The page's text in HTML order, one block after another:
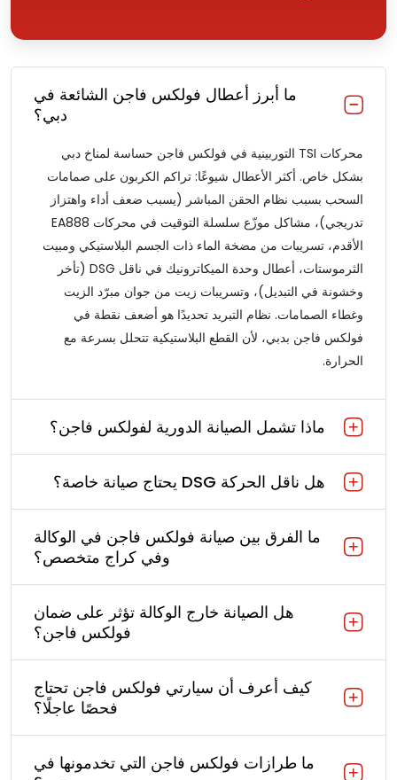
ما أبرز أعطال فولكس فاجن الشائعة في
دبي؟
محركات TSI التوربينية في فولكس فاجن حساسة لمناخ دبي
بشكل خاص. أكثر الأعطال شيوعًا: تراكم الكربون على صمامات
السحب بسبب نظام الحقن المباشر (يسبب ضعف أداء واهتزاز
تدريجي)، مشاكل موزّع سلسلة التوقيت في محركات EA888
الأقدم، تسريبات من مضخة الماء ذات الجسم البلاستيكي ومبيت
الثرموستات، أعطال وحدة الميكاترونيك في ناقل DSG (تأخر
وخشونة في التبديل)، وتسريبات زيت من جوان مبرّد الزيت
وغطاء الصمامات. نظام التبريد تحديدًا هو أضعف نقطة في
فولكس فاجن بدبي، لأن القطع البلاستيكية تتحلل بسرعة مع
الحرارة.
ماذا تشمل الصيانة الدورية لفولكس فاجن؟
هل ناقل الحركة DSG يحتاج صيانة خاصة؟
ما الفرق بين صيانة فولكس فاجن في الوكالة
وفي كراج متخصص؟
هل الصيانة خارج الوكالة تؤثر على ضمان
فولكس فاجن؟
كيف أعرف أن سيارتي فولكس فاجن تحتاج
فحصًا عاجلًا؟
ما طرازات فولكس فاجن التي تخدمونها في